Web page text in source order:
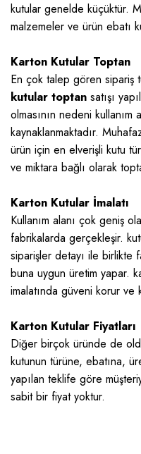
kutular genelde küçüktür.
malzemeler ve ürün ebatı
Karton Kutular Toptan
En çok talep gören sipariş
kutular toptan satışı
olmasının nedeni kullanım
kaynaklanmaktadır.
ürün için en elverişli kutu
ve miktara bağlı olarak
Karton Kutular İmalatı
Kullanım alanı çok geniş
fabrikalarda gerçekleşir.
siparişler detayı ile birlikte
buna uygun üretim yapar.
imalatında güveni korur
Karton Kutular Fiyatları
Diğer birçok üründe de
kutunun türüne, ebatına,
yapılan teklife göre
sabit bir fiyat yoktur.